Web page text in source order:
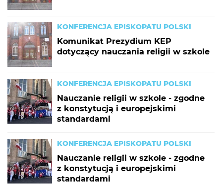
KONFERENCJA EPISKOPATU POLSKI
Komunikat Prezydium KEP
dotyczący nauczania religii w szkole
KONFERENCJA EPISKOPATU POLSKI
Nauczanie religii w szkole - zgodne
z konstytucją i europejskimi
standardami
KONFERENCJA EPISKOPATU POLSKI
Nauczanie religii w szkole - zgodne
z konstytucją i europejskimi
standardami